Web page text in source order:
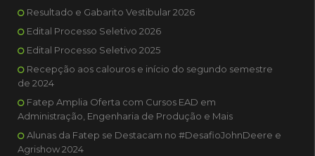
Resultado e Gabarito Vestibular 2026
Edital Processo Seletivo 2026
Edital Processo Seletivo 2025
Recepção aos calouros e início do segundo semestre
de 2024
Fatep Amplia Oferta com Cursos EAD em
Administração, Engenharia de Produção e Mais
Alunas da Fatep se Destacam no #DesafioJohnDeere e
Agrishow 2024